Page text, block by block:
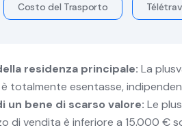
Costo del Trasporto
residenza principale: La
totalmente esentasse,
un bene di scarso valore: Le
di vendita è inferiore a 15.000 €